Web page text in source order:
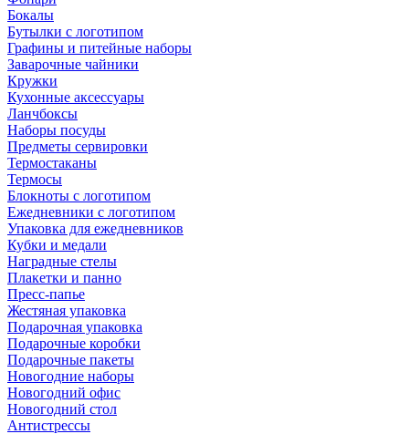
Бокалы
Бутылки с логотипом
Графины и питейные наборы
Заварочные чайники
Кружки
Кухонные аксессуары
Ланчбоксы
Наборы посуды
Предметы сервировки
Термостаканы
Термосы
Блокноты с логотипом
Ежедневники с логотипом
Упаковка для ежедневников
Кубки и медали
Наградные стелы
Плакетки и панно
Пресс-папье
Жестяная упаковка
Подарочная упаковка
Подарочные коробки
Подарочные пакеты
Новогодние наборы
Новогодний офис
Новогодний стол
Антистрессы